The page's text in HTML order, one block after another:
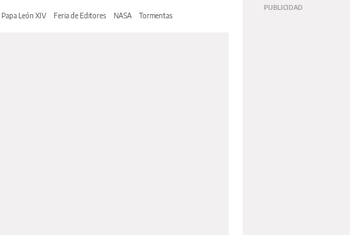
Papa León XIV Feria de Editores NASA Tormentas